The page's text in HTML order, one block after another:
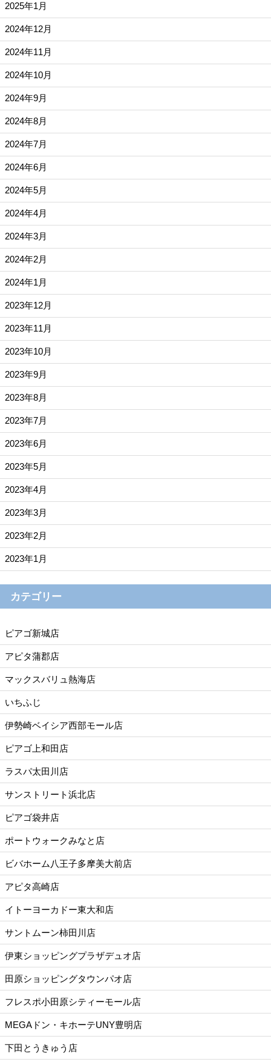
2025年1月
2024年12月
2024年11月
2024年10月
2024年9月
2024年8月
2024年7月
2024年6月
2024年5月
2024年4月
2024年3月
2024年2月
2024年1月
2023年12月
2023年11月
2023年10月
2023年9月
2023年8月
2023年7月
2023年6月
2023年5月
2023年4月
2023年3月
2023年2月
2023年1月
カテゴリー
ピアゴ新城店
アピタ蒲郡店
マックスバリュ熱海店
いちふじ
伊勢崎ベイシア西部モール店
ピアゴ上和田店
ラスパ太田川店
サンストリート浜北店
ピアゴ袋井店
ポートウォークみなと店
ビバホーム八王子多摩美大前店
アピタ高崎店
イトーヨーカドー東大和店
サントムーン柿田川店
伊東ショッピングプラザデュオ店
田原ショッピングタウンパオ店
フレスポ小田原シティーモール店
MEGAドン・キホーテUNY豊明店
下田とうきゅう店